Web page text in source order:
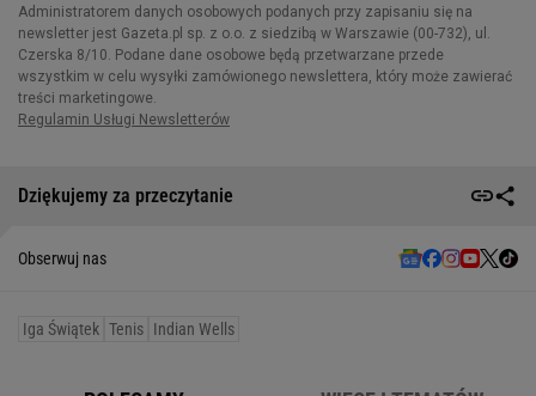
Dziękujemy za przeczytanie
Obserwuj nas
Iga Świątek Tenis Indian Wells